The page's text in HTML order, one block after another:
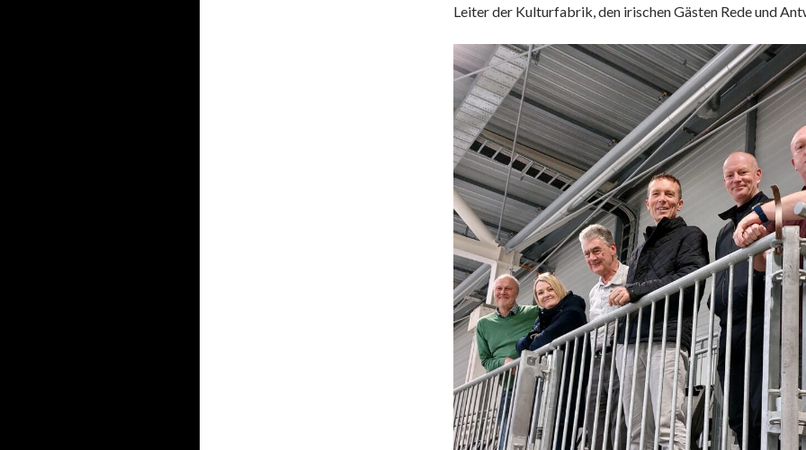
Leiter der Kulturfabrik, den irischen Gästen Rede und